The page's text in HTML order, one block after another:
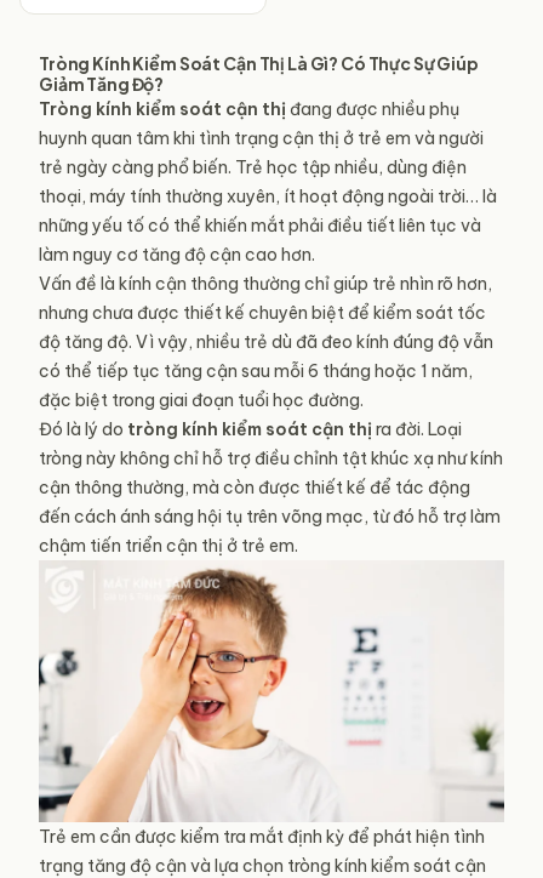
Tròng Kính Kiểm Soát Cận Thị Là Gì? Có Thực Sự Giúp
Giảm Tăng Độ?
Tròng kính kiểm soát cận thị đang được nhiều phụ
huynh quan tâm khi tình trạng cận thị ở trẻ em và người
trẻ ngày càng phổ biến. Trẻ học tập nhiều, dùng điện
thoại, máy tính thường xuyên, ít hoạt động ngoài trời… là
những yếu tố có thể khiến mắt phải điều tiết liên tục và
làm nguy cơ tăng độ cận cao hơn.
Vấn đề là kính cận thông thường chỉ giúp trẻ nhìn rõ hơn,
nhưng chưa được thiết kế chuyên biệt để kiểm soát tốc
độ tăng độ. Vì vậy, nhiều trẻ dù đã đeo kính đúng độ vẫn
có thể tiếp tục tăng cận sau mỗi 6 tháng hoặc 1 năm,
đặc biệt trong giai đoạn tuổi học đường.
Đó là lý do tròng kính kiểm soát cận thị ra đời. Loại
tròng này không chỉ hỗ trợ điều chỉnh tật khúc xạ như kính
cận thông thường, mà còn được thiết kế để tác động
đến cách ánh sáng hội tụ trên võng mạc, từ đó hỗ trợ làm
chậm tiến triển cận thị ở trẻ em.
Trẻ em cần được kiểm tra mắt định kỳ để phát hiện tình
trạng tăng độ cận và lựa chọn tròng kính kiểm soát cận